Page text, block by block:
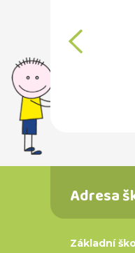
Adresa
Základní